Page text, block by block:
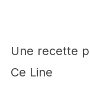
Une recette
Ce Line